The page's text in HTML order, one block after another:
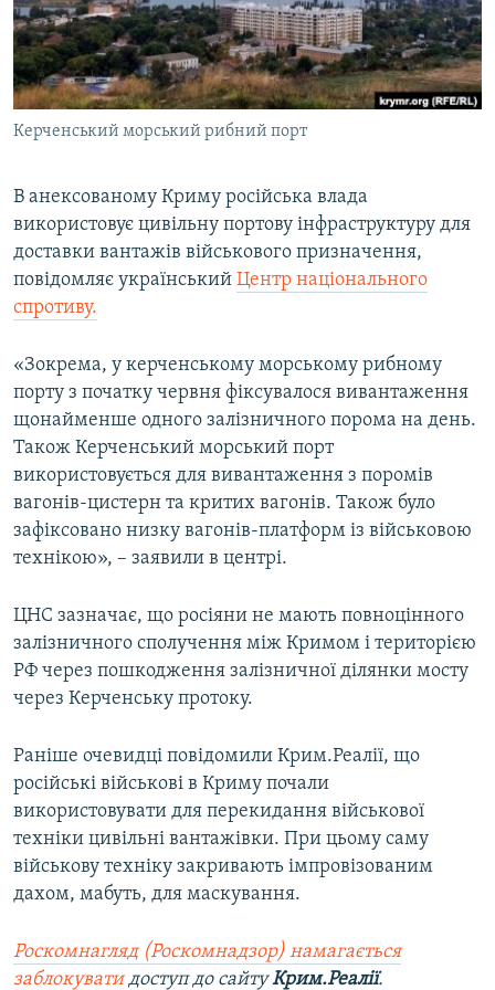
ВІДЕОУРОКИ «ELIFBE»
СВІДЧЕННЯ ОКУПАЦІЇ
УКРАЇНСЬКА ПРОБЛЕМА КРИМУ
ІНФОГРАФІКА
Русский
Qırımtatar
ДОЛУЧАЙСЯ!
Усі сайти RFE/RL
Керченський морський рибний порт
В анексованому Криму російська влада
використовує цивільну портову інфраструктуру для
доставки вантажів військового призначення,
повідомляє український Центр національного
спротиву.
«Зокрема, у керченському морському рибному
порту з початку червня фіксувалося вивантаження
щонайменше одного залізничного порома на день.
Також Керченський морський порт
використовується для вивантаження з поромів
вагонів-цистерн та критих вагонів. Також було
зафіксовано низку вагонів-платформ із військовою
технікою», – заявили в центрі.
ЦНС зазначає, що росіяни не мають повноцінного
залізничного сполучення між Кримом і територією
РФ через пошкодження залізничної ділянки мосту
через Керченську протоку.
Раніше очевидці повідомили Крим.Реалії, що
російські військові в Криму почали
використовувати для перекидання військової
техніки цивільні вантажівки. При цьому саму
військову техніку закривають імпровізованим
дахом, мабуть, для маскування.
Роскомнагляд (Роскомнадзор) намагається
заблокуватидоступ до сайтуКрим.Реалії.